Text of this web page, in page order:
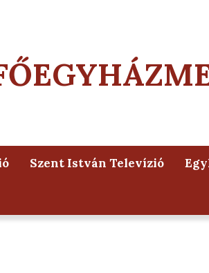
Szent István Televízió